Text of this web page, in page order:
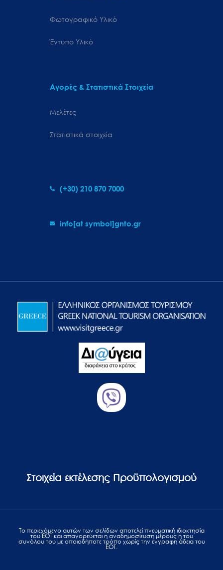
Φωτογραφικό Υλικό
Έντυπο Υλικό
Αγορές & Στατιστικά Στοιχεία
Μελέτες
Στατιστικά στοιχεία
(+30) 210 870 7000
info[at symbol]gnto.gr
Στοιχεία εκτέλεσης Προϋπολογισμού
Το περιεχόμενο αυτών των σελίδων αποτελεί πvευματική ιδιοκτησία
του ΕΟΤ και απαγορεύεται η αναδημοσίευση μέρους ή του
συνόλου του με οποιοδήποτε τρόπο χωρίς την έγγραφη άδεια του
ΕΟΤ.